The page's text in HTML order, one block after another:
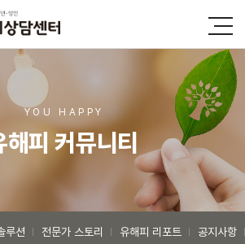
YOU HAPPY
해피 커뮤니티
루션 전문가 스토리 유해피 리포트 공지사항